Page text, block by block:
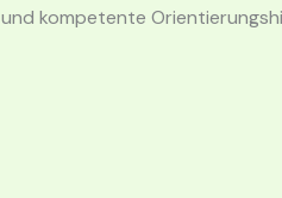
kompetente